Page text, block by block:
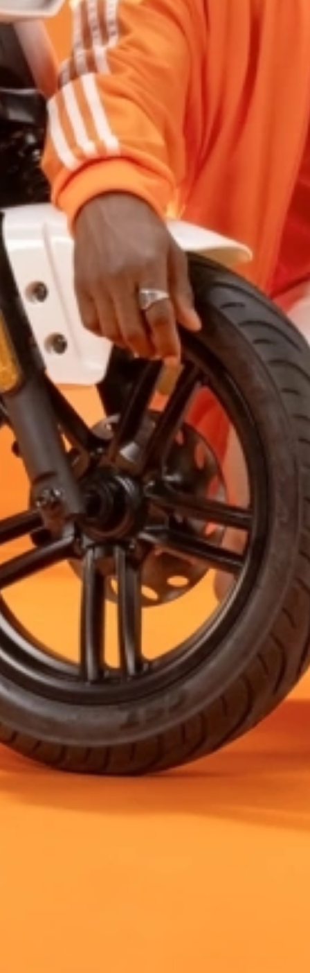
25 km/h
CICLOMOTORES
MOTOCICLETAS
ACCESORIOS
SERVICIOS
SALA DE PRENSA
CONTACTO
MI CUENTA